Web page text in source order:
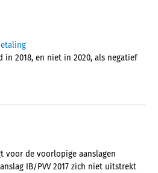
2018, en niet in 2020, als negatief
voor de voorlopige aanslagen
IB/PVV 2017 zich niet uitstrekt